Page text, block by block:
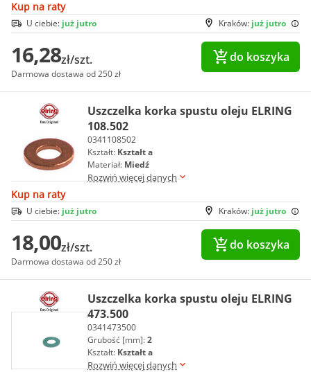
Kup na raty
Kraków: już jutro
U ciebie: już jutro
16,28zł/szt.
Darmowa dostawa od 250 zł
do koszyka
Uszczelka korka spustu oleju ELRING
108.502
0341108502
Kształt: Kształt a
Materiał: Miedź
Rozwiń więcej danych
Kup na raty
Kraków: już jutro
U ciebie: już jutro
18,00zł/szt.
Darmowa dostawa od 250 zł
do koszyka
Uszczelka korka spustu oleju ELRING
473.500
0341473500
Grubość [mm]:2
Kształt: Kształt a
Rozwiń więcej danych